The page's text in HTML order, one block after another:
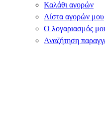
Καλάθι αγορών
Λίστα αγορών μου
Ο λογαριασμός
Αναζήτηση